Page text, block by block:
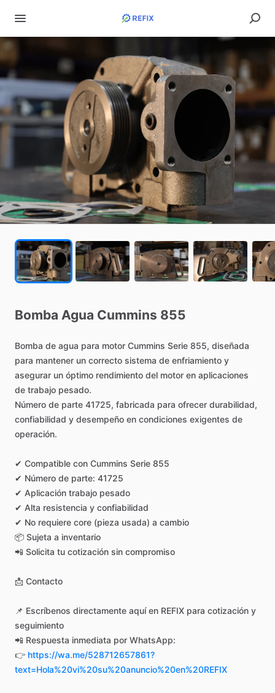
Bomba Agua Cummins 855
Bomba de agua para motor Cummins Serie 855, diseñada
para mantener un correcto sistema de enfriamiento y
asegurar un óptimo rendimiento del motor en aplicaciones
de trabajo pesado.
Número de parte 41725, fabricada para ofrecer durabilidad,
confiabilidad y desempeño en condiciones exigentes de
operación.
✔ Compatible con Cummins Serie 855
✔ Número de parte: 41725
✔ Aplicación trabajo pesado
✔ Alta resistencia y confiabilidad
✔ No requiere core (pieza usada) a cambio
📦 Sujeta a inventario
📲 Solicita tu cotización sin compromiso
📩 Contacto
📌 Escríbenos directamente aquí en REFIX para cotización y
seguimiento
📲 Respuesta inmediata por WhatsApp:
👉 https://wa.me/528712657861?
text=Hola%20vi%20su%20anuncio%20en%20REFIX